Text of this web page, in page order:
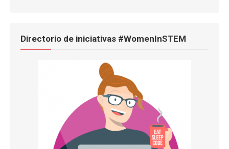
Directorio de iniciativas #WomenInSTEM